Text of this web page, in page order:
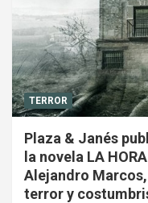
TERROR
Plaza & Janés
la novela LA
Alejandro
terror y